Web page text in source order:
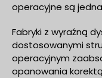
operacyjne są
Fabryki z wyraźną
dostosowanymi
operacyjnym
opanowania